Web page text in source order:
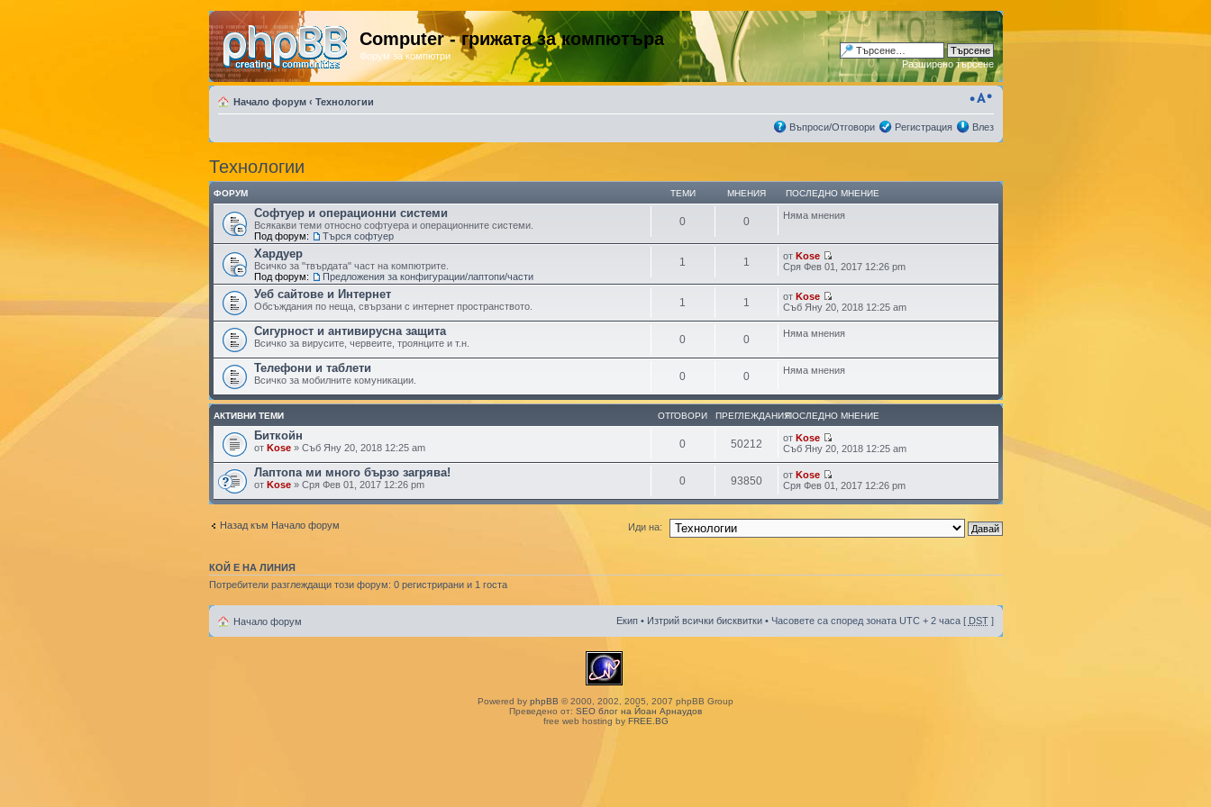
Computer - грижата за компютъра
Форум за компютри
Разширено търсене
Начало форум ‹ Технологии
Въпроси/Отговори Регистрация Влез
Технологии
ФОРУМ ТЕМИ МНЕНИЯ ПОСЛЕДНО МНЕНИЕ
Софтуер и операционни системи
Всякакви теми относно софтуера и операционните системи.
Под форум:
Търся софтуер
0 0 Няма мнения
Хардуер
Всичко за "твърдата" част на компютрите.
Под форум:
Предложения за конфигурации/лаптопи/части
1 1 отKose
Сря Фев 01, 2017 12:26 pm
Уеб сайтове и Интернет
Обсъждания по неща, свързани с интернет пространството. 1 1 отKose
Съб Яну 20, 2018 12:25 am
Сигурност и антивирусна защита
Всичко за вирусите, червеите, троянците и т.н. 0 0 Няма мнения
Телефони и таблети
Всичко за мобилните комуникации. 0 0 Няма мнения
АКТИВНИ ТЕМИ ОТГОВОРИ ПРЕГЛЕЖДАНИЯПОСЛЕДНО МНЕНИЕ
Биткойн
от Kose» Съб Яну 20, 2018 12:25 am 0 50212 отKose
Съб Яну 20, 2018 12:25 am
Лаптопа ми много бързо загрява!
от Kose» Сря Фев 01, 2017 12:26 pm 0 93850 отKose
Сря Фев 01, 2017 12:26 pm
Назад към Начало форум Иди на:
КОЙ Е НА ЛИНИЯ
Потребители разглеждащи този форум: 0 регистрирани и 1 госта
Начало форум Екип• Изтрий всички бисквитки• Часовете са според зоната UTC + 2 часа [ DST]
Powered by phpBB © 2000, 2002, 2005, 2007 phpBB Group
Преведено от: SEO блог на Йоан Арнаудов
free web hosting by FREE.BG